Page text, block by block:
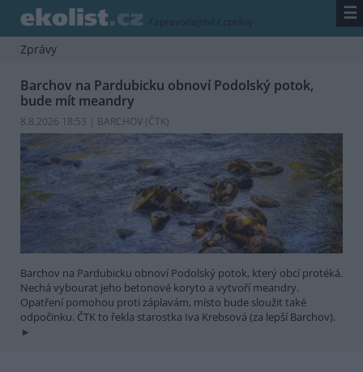
/ zpravodajství / zprávy ☰
Zprávy
Barchov na Pardubicku obnoví Podolský potok,
bude mít meandry
8.8.2026 18:53 | BARCHOV (ČTK)
Barchov na Pardubicku obnoví Podolský potok, který obcí protéká.
Nechá vybourat jeho betonové koryto a vytvoří meandry.
Opatření pomohou proti záplavám, místo bude sloužit také
odpočinku. ČTK to řekla starostka Iva Krebsová (za lepší Barchov).